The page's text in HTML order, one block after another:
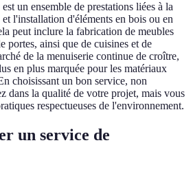
un ensemble de prestations liées à la
l'installation d'éléments en bois ou en
peut inclure la fabrication de meubles
portes, ainsi que de cuisines et de
de la menuiserie continue de croître,
en plus marquée pour les matériaux
choisissant un bon service, non
dans la qualité de votre projet, mais vous
respectueuses de l'environnement.
un service de